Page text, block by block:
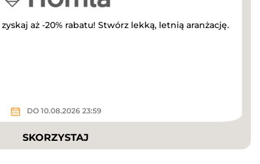
aż -20% rabatu! Stwórz lekką, letnią aranżację.
DO 10.08.2026 23:59
SKORZYSTAJ